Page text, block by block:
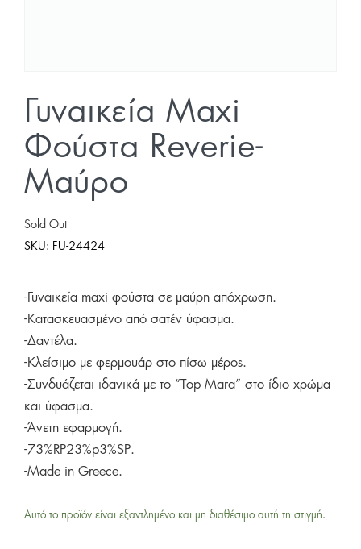
Γυναικεία Maxi
Φούστα Reverie-
Μαύρο
Sold Out
SKU: FU-24424
-Γυναικεία maxi φούστα σε μαύρη απόχρωση.
-Κατασκευασμένο από σατέν ύφασμα.
-Δαντέλα.
-Κλείσιμο με φερμουάρ στο πίσω μέρος.
-Συνδυάζεται ιδανικά με το “Top Mara” στο ίδιο χρώμα
και ύφασμα.
-Άνετη εφαρμογή.
-73%RP23%p3%SP.
-Made in Greece.
Αυτό το προϊόν είναι εξαντλημένο και μη διαθέσιμο αυτή τη στιγμή.